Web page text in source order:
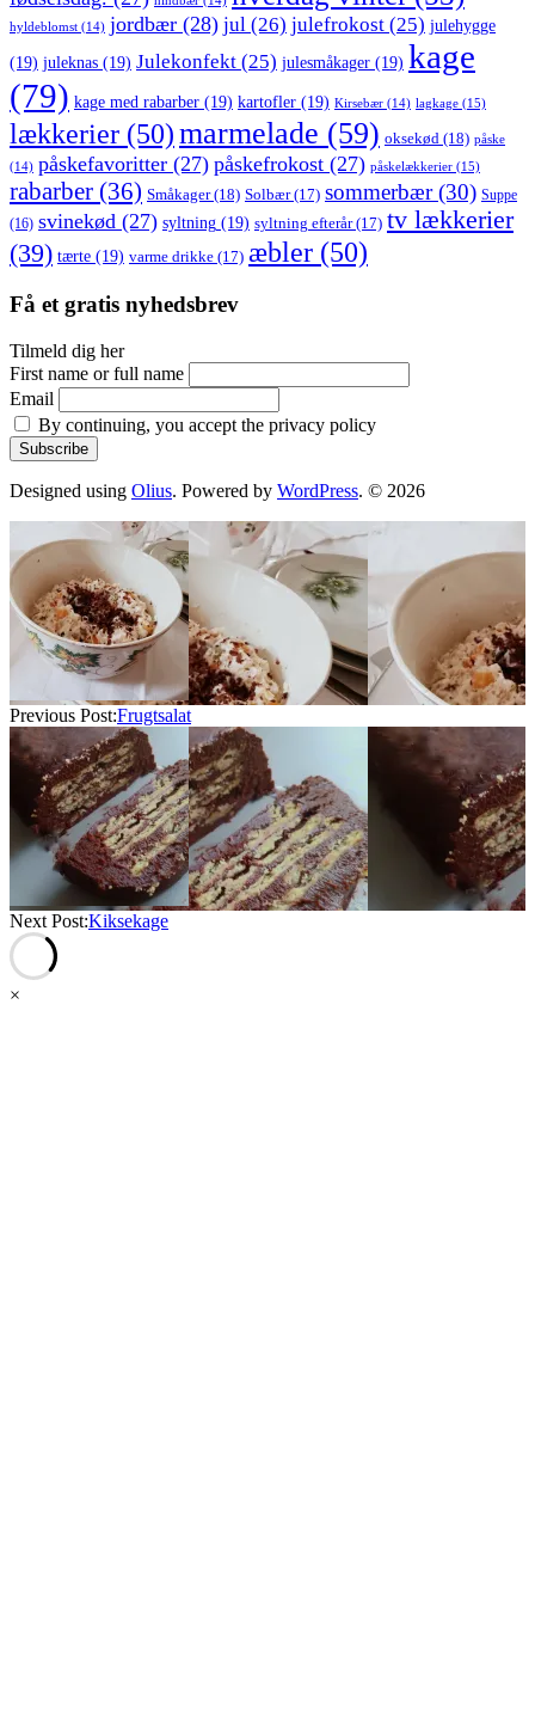
hyldeblomst (14) jordbær (28) jul (26) julefrokost (25) julehygge
(19) juleknas (19) Julekonfekt (25) julesmåkager (19) kage
(79) kage med rabarber (19) kartofler (19) Kirsebær (14) lagkage (15)
lækkerier (50)marmelade (59) oksekød (18) påske
(14) påskefavoritter (27) påskefrokost (27) påskelækkerier (15)
rabarber (36) Småkager(18) Solbær(17) sommerbær(30) Suppe
(16) svinekød (27) syltning (19) syltning efterår(17) tv lækkerier
(39) tærte (19) varme drikke (17) æbler (50)
Få et gratis nyhedsbrev
Tilmeld dig her
First name or full name
Email
By continuing, you accept the privacy policy
Designed using Olius. Powered by WordPress. © 2026
Previous Post:Frugtsalat
Next Post:Kiksekage
×